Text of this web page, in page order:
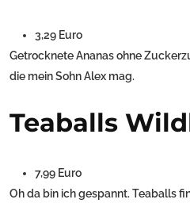
3,29 Euro
Getrocknete Ananas ohne
die mein Sohn Alex mag.
Teaballs
7,99 Euro
Oh da bin ich gespannt. Teaballs